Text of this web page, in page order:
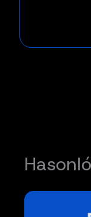
Hasonló